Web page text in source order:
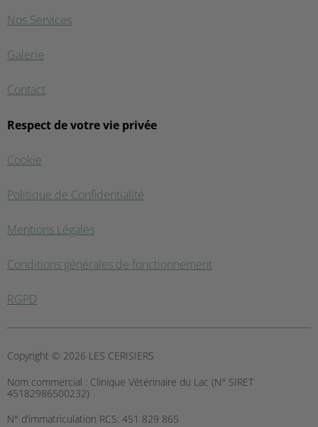
Nos Services
Galerie
Contact
Respect de votre vie privée
Cookie
Politique de Confidentialité
Mentions Légales
Conditions générales de fonctionnement
RGPD
Copyright © 2026 LES CERISIERS
Nom commercial : Clinique Vétérinaire du Lac (N° SIRET
45182986500232)
N° d’immatriculation RCS: 451 829 865